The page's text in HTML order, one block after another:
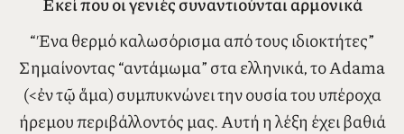
“Ένα θερμό καλωσόρισμα από τους ιδιοκτήτες”
Σημαίνοντας “αντάμωμα” στα ελληνικά, το Adama
(<ἐν τῷ ἅμα) συμπυκνώνει την ουσία του υπέροχα
ήρεμου περιβάλλοντός μας. Αυτή η λέξη έχει βαθιά